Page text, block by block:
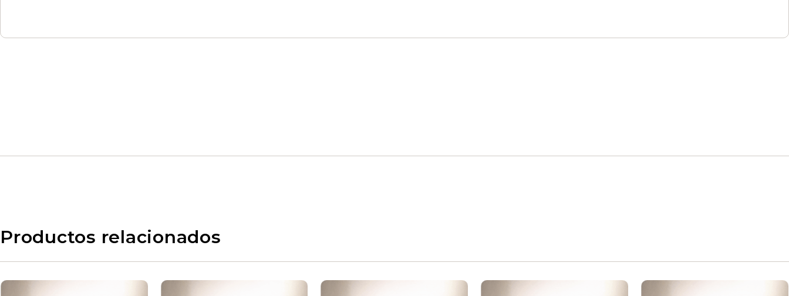
Productos relacionados